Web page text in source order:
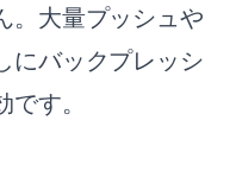
。大量プッシュや
にバックプレッシ
す。